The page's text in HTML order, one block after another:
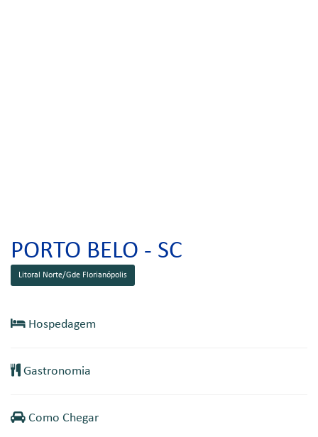
PORTO BELO - SC
Litoral Norte/Gde Florianópolis
Hospedagem
Gastronomia
Como Chegar